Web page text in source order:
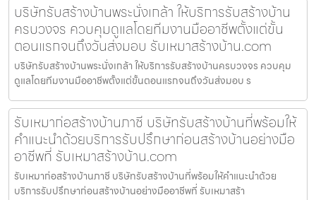
บริษัทรับสร้างบ้านพระนั่งเกล้า ให้บริการรับสร้างบ้าน
ครบวงจร ควบคุมดูแลโดยทีมงานมืออาชีพตั้งแต่ขั้น
ตอนแรกจนถึงวันส่งมอบ รับเหมาสร้างบ้าน.com
บริษัทรับสร้างบ้านพระนั่งเกล้า ให้บริการรับสร้างบ้านครบวงจร ควบคุม
ดูแลโดยทีมงานมืออาชีพตั้งแต่ขั้นตอนแรกจนถึงวันส่งมอบ ร
รับเหมาก่อสร้างบ้านภาชี บริษัทรับสร้างบ้านที่พร้อมให้
คำแนะนำด้วยบริการรับปรึกษาก่อนสร้างบ้านอย่างมือ
อาชีพที่ รับเหมาสร้างบ้าน.com
รับเหมาก่อสร้างบ้านภาชี บริษัทรับสร้างบ้านที่พร้อมให้คำแนะนำด้วย
บริการรับปรึกษาก่อนสร้างบ้านอย่างมืออาชีพที่ รับเหมาสร้า